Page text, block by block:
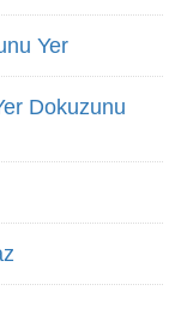
Yer
Dokuzunu